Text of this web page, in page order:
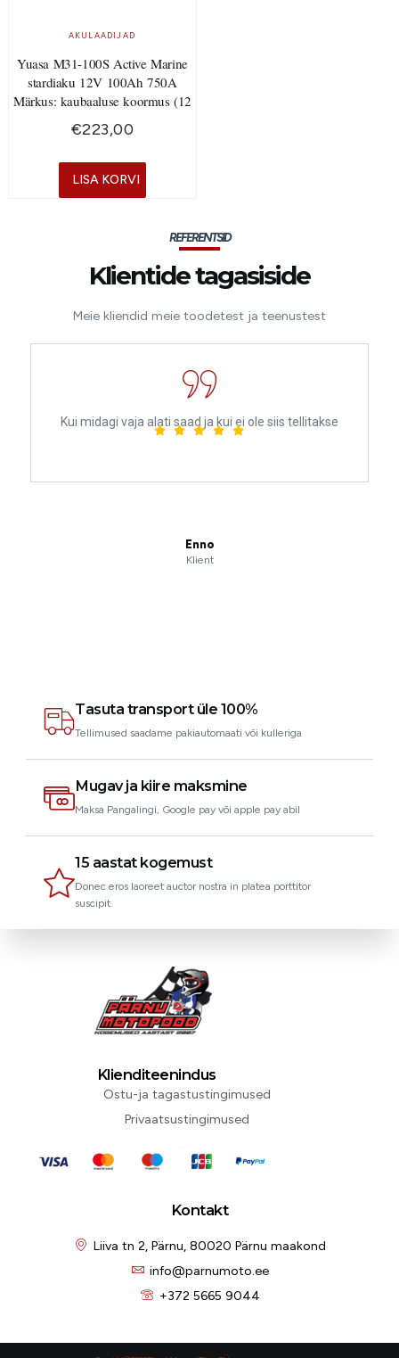
AKULAADIJAD
Yuasa M31-100S Active Marine
stardiaku 12V 100Ah 750A
Märkus: kaubaaluse koormus (12
€223,00
LISA KORVI
REFERENTSID
Klientide tagasiside
Meie kliendid meie toodetest ja teenustest
Enno
Klient
Kui midagi vaja alati saad ja kui ei ole siis tellitakse
Tasuta transport üle 100%
Tellimused saadame pakiautomaati või kulleriga
Mugav ja kiire maksmine
Maksa Pangalingi, Google pay või apple pay abil
15 aastat kogemust
Donec eros laoreet auctor nostra in platea porttitor
suscipit.
Klienditeenindus
Ostu-ja tagastustingimused
Privaatsustingimused
Kontakt
Liiva tn 2, Pärnu, 80020 Pärnu maakond
info@parnumoto.ee
+372 5665 9044